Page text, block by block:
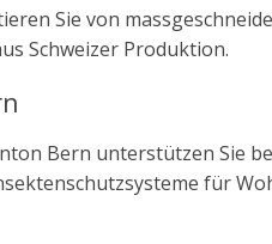
Sie von
Schweizer Produktion.
Bern unterstützen Sie
für